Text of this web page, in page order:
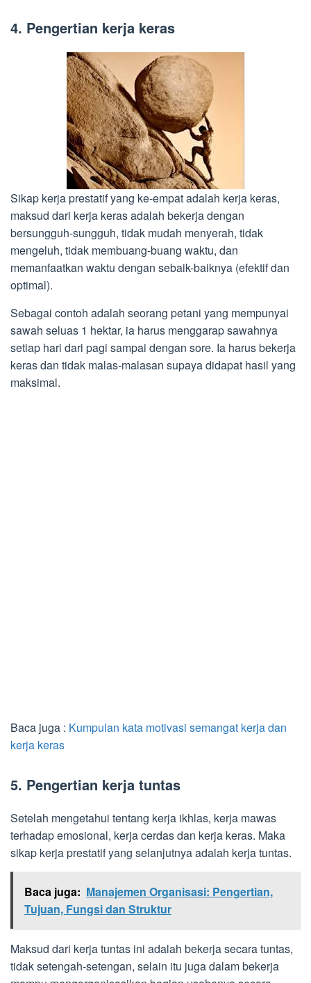
4. Pengertian kerja keras
Sikap kerja prestatif yang ke-empat adalah kerja keras,
maksud dari kerja keras adalah bekerja dengan
bersungguh-sungguh, tidak mudah menyerah, tidak
mengeluh, tidak membuang-buang waktu, dan
memanfaatkan waktu dengan sebaik-baiknya (efektif dan
optimal).
Sebagai contoh adalah seorang petani yang mempunyai
sawah seluas 1 hektar, ia harus menggarap sawahnya
setiap hari dari pagi sampai dengan sore. Ia harus bekerja
keras dan tidak malas-malasan supaya didapat hasil yang
maksimal.
Baca juga : Kumpulan kata motivasi semangat kerja dan
kerja keras
5. Pengertian kerja tuntas
Setelah mengetahui tentang kerja ikhlas, kerja mawas
terhadap emosional, kerja cerdas dan kerja keras. Maka
sikap kerja prestatif yang selanjutnya adalah kerja tuntas.
Baca juga: Manajemen Organisasi: Pengertian,
Tujuan, Fungsi dan Struktur
Maksud dari kerja tuntas ini adalah bekerja secara tuntas,
tidak setengah-setengan, selain itu juga dalam bekerja